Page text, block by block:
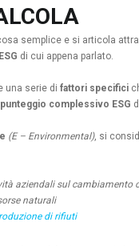
semplice e si articola
di cui appena parlato.
una serie di fattori specifici
punteggio complessivo ESG
(E – Environmental), si
aziendali sul cambiamento
naturali
di rifiuti